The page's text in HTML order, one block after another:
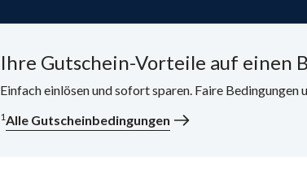
Ihre Gutschein-Vorteile auf einen
Einfach einlösen und sofort sparen. Faire Bedingungen
1Alle Gutscheinbedingungen